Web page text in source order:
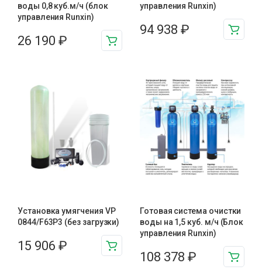
воды 0,8 куб.м/ч (блок
управления Runxin)
26 190 ₽
управления Runxin)
94 938 ₽
Установка умягчения VP
0844/F63P3 (без загрузки)
15 906 ₽
Готовая система очистки
воды на 1,5 куб. м/ч (Блок
управления Runxin)
108 378 ₽